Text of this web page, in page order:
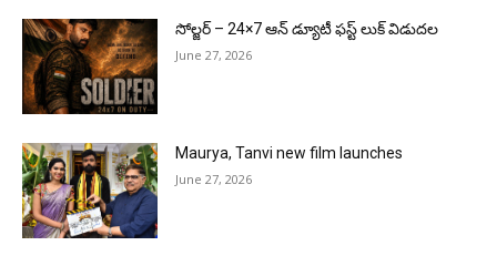
సోల్జర్ – 24×7 ఆన్ డ్యూటీ ఫస్ట్ లుక్ విడుదల
June 27, 2026
Maurya, Tanvi new film launches
June 27, 2026